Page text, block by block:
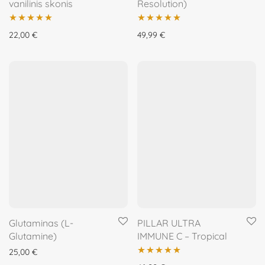
vanilinis skonis
Įvertinimas:
22,00 €
Resolution)
Įvertinimas:
49,99 €
Glutaminas (L-
Glutamine)
25,00 €
PILLAR ULTRA
IMMUNE C – Tropical